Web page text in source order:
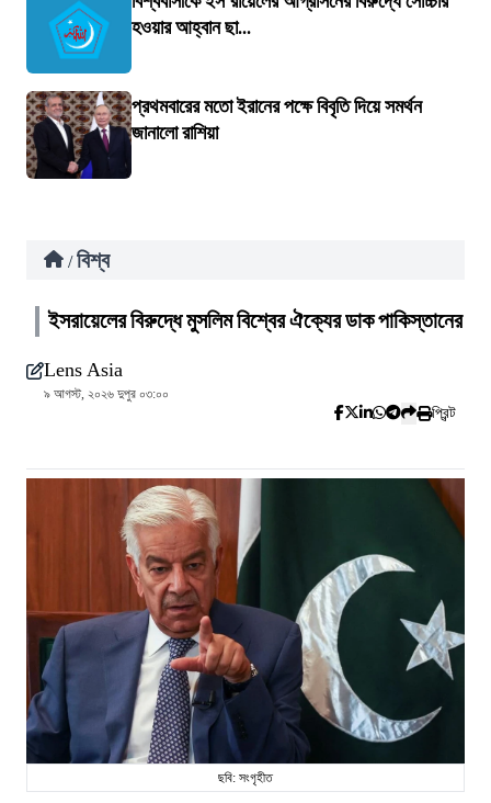
হওয়ার আহ্বান ছা...
প্রথমবারের মতো ইরানের পক্ষে বিবৃতি দিয়ে সমর্থন
জানালো রাশিয়া
/ বিশ্ব
ইসরায়েলের বিরুদ্ধে মুসলিম বিশ্বের ঐক্যের ডাক পাকিস্তানের
Lens Asia
৯ আগস্ট, ২০২৬ দুপুর ০৩:০০
প্রিন্ট
ছবি: সংগৃহীত